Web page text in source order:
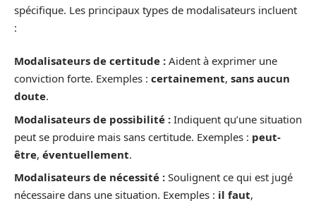
spécifique. Les principaux types de modalisateurs incluent
:
Modalisateurs de certitude : Aident à exprimer une
conviction forte. Exemples : certainement, sans aucun
doute.
Modalisateurs de possibilité : Indiquent qu’une situation
peut se produire mais sans certitude. Exemples : peut-
être, éventuellement.
Modalisateurs de nécessité : Soulignent ce qui est jugé
nécessaire dans une situation. Exemples : il faut,